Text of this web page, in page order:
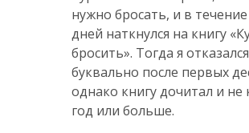
нужно бросать, и в
дней наткнулся на книгу
бросить». Тогда я
буквально после первых
однако книгу дочитал и не
год или больше.